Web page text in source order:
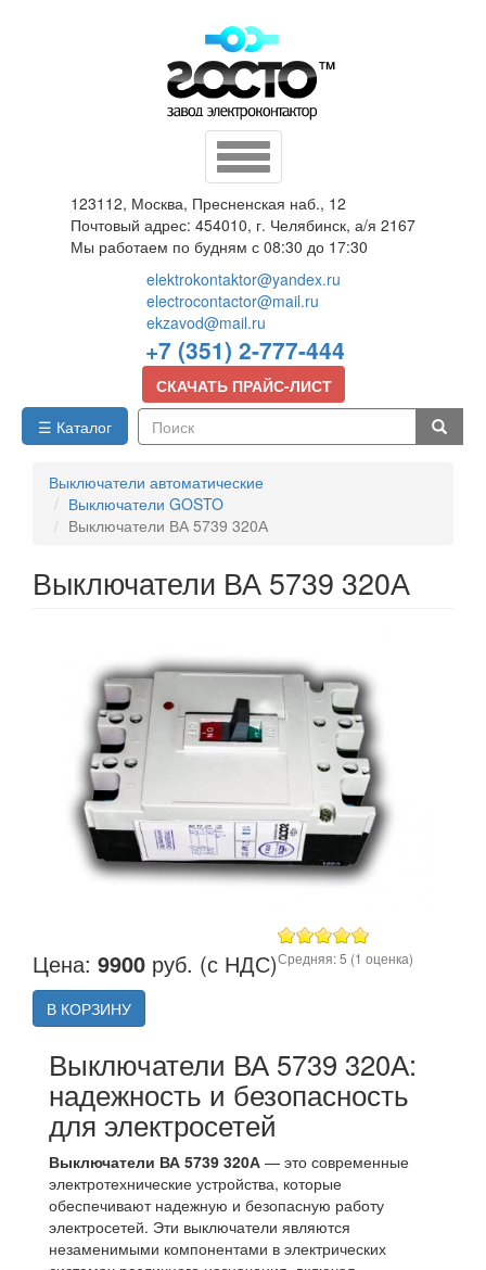
Toggle
navigation
123112, Москва, Пресненская наб., 12
Почтовый адрес: 454010, г. Челябинск, а/я 2167
Мы работаем по будням с 08:30 до 17:30
elektrokontaktor@yandex.ru
electrocontactor@mail.ru
ekzavod@mail.ru
+7 (351) 2-777-444
СКАЧАТЬ ПРАЙС-ЛИСТ
☰ Каталог
Выключатели автоматические
Выключатели GOSTO
Выключатели ВА 5739 320А
Выключатели ВА 5739 320А
Цена: 9900 руб. (с НДС)
В КОРЗИНУ
Средняя:5 (1 оценка)
Выключатели ВА 5739 320А:
надежность и безопасность
для электросетей
Выключатели ВА 5739 320А — это современные
электротехнические устройства, которые
обеспечивают надежную и безопасную работу
электросетей. Эти выключатели являются
незаменимыми компонентами в электрических